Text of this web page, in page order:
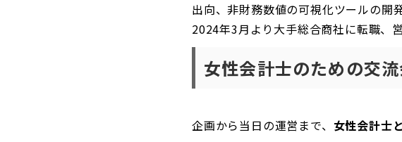
出向、非財務数値の可視化ツールの開
2024年3月より大手総合商社に転職、
女性会計士のための交
企画から当日の運営まで、 女性会計士